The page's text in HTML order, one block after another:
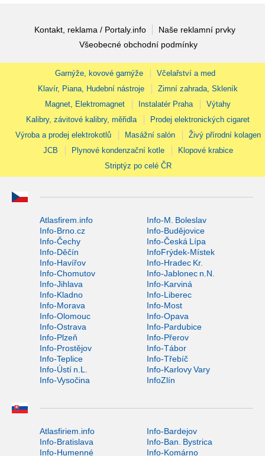
Kontakt, reklama / Portaly.info
Naše reklamní prvky
Všeobecné obchodní podmínky
Garnýže, kovové garnýže
Včelařství a med
Klavír, Piana, Hudební nástroje
Zimní zahrada, Skleník
Magnet, Elektromagnet
Instalatér Praha
Výtahy
Kalibry, závitové kalibry, měřidla
Prodej elektronických cigaret
Výroba a prodej elektrokotlů
Masážní salón
Živý přírodní kolagen
JCB
Plynové kondenzační kotle
Klopové krabice
Striptýz po celé ČR
Atlasfirem.info
Info-M. Boleslav
Info-Brno.cz
Info-Budějovice
Info-Čechy
Info-Česká Lípa
Info-Děčín
InfoFrýdek-Místek
Info-Havířov
Info-Hradec Kr.
Info-Chomutov
Info-Jablonec n.N.
Info-Jihlava
Info-Karviná
Info-Kladno
Info-Liberec
Info-Morava
Info-Most
Info-Olomouc
Info-Opava
Info-Ostrava
Info-Pardubice
Info-Plzeň
Info-Přerov
Info-Prostějov
Info-Tábor
Info-Teplice
Info-Třebíč
Info-Ústí n.L.
Info-Karlovy Vary
Info-Vysočina
InfoZlín
Atlasfiriem.info
Info-Bardejov
Info-Bratislava
Info-Ban. Bystrica
Info-Humenné
Info-Komárno